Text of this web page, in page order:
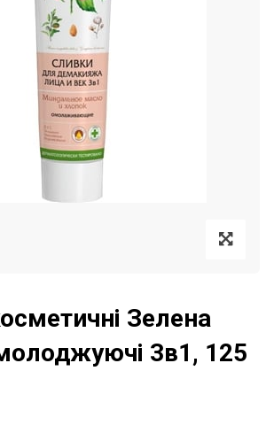
Зелена
3в1, 125